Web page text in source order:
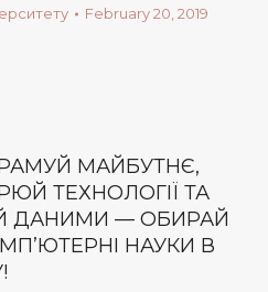
February 20, 2019
МАЙБУТНЄ,
ТЕХНОЛОГІЇ ТА
ДАНИМИ — ОБИРАЙ
НАУКИ В